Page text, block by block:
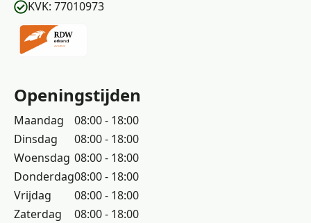
KVK: 77010973
Openingstijden
Maandag
Dinsdag
Woensdag
Donderdag
Vrijdag
Zaterdag
08:00 - 18:00
08:00 - 18:00
08:00 - 18:00
08:00 - 18:00
08:00 - 18:00
08:00 - 18:00